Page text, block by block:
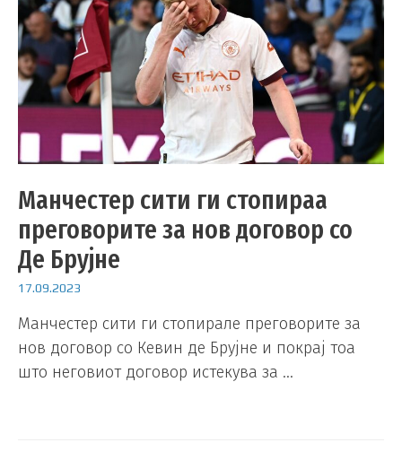
Манчестер сити ги стопираа
преговорите за нов договор со
Де Брујне
17.09.2023
Манчестер сити ги стопирале преговорите за
нов договор со Кевин де Брујне и покрај тоа
што неговиот договор истекува за …